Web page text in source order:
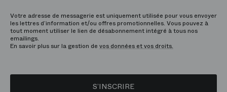
Votre adresse de messagerie est uniquement utilisée pour vous envoyer
les lettres d’information et/ou offres promotionnelles. Vous pouvez à
tout moment utiliser le lien de désabonnement intégré à tous nos
emailings.
En savoir plus sur la gestion de vos données et vos droits.
S’INSCRIRE